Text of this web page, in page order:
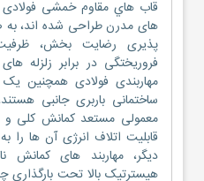
های مدرن طراحی شده اند،
پذیری رضایت بخش،
فروریختگی در برابر زلزله
مهاربندی فولادی همچنین
ساختمانی باربری جانبی
معمولی مستعد کمانش کلی
هیسترتیک بالا تحت